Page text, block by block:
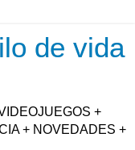
de vida
+
+ NOVEDADES +